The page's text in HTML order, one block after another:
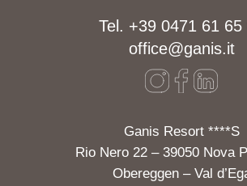
Tel. +39 0471 61 65
office@ganis.it
Ganis Resort ****S
Rio Nero 22 – 39050 Nova
Obereggen – Val